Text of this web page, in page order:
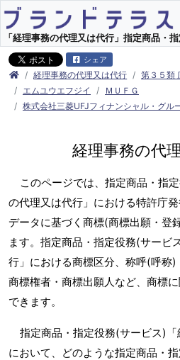
「経理事務の代理又は代行」指定商品・
シェア
経理事務の代理又は代行
第３５類
エムユウエフジイ
ＭＵＦＧ
株式会社三菱UFJフィナンシャル・グル
経理事務の代
このページでは、指定商品・指
の代理又は代行」における特許庁
データに基づく商標(商標出願・登
ます。指定商品・指定役務(サービ
行」における商標区分、称呼(呼称)
商標権者・商標出願人など、商標
できます。
指定商品・指定役務(サービス)「
において、どのような指定商品・